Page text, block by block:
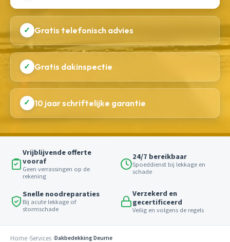
✓ Gratis telefonisch advies
✓ Gratis dakinspectie
✓ 10 jaar schriftelijke garantie
Vrijblijvende offerte
vooraf
Geen verrassingen op de
rekening
24/7 bereikbaar
Spoeddienst bij lekkage en
schade
Snelle noodreparaties
Bij acute lekkage of
stormschade
Verzekerd en
gecertificeerd
Veilig en volgens de regels
Home Services Dakbedekking Deurne